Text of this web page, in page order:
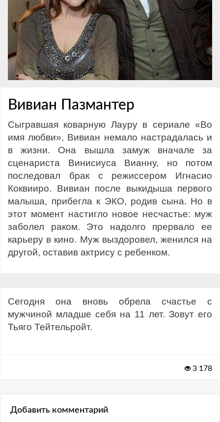
Вивиан Пазмантер
Сыгравшая коварную Лауру в сериале «Во
имя любви», Вивиан немало настрадалась и
в жизни. Она вышла замуж вначале за
сценариста Винисиуса Вианну, но потом
последовал брак с режиссером Игнасио
Коквииро. Вивиан после выкидыша первого
малыша, прибегла к ЭКО, родив сына. Но в
этот момент настигло новое несчастье: муж
заболел раком. Это надолго прервало ее
карьеру в кино. Муж выздоровел, женился на
другой, оставив актрису с ребенком.
Сегодня она вновь обрела счастье с
мужчиной младше себя на 11 лет. Зовут его
Тьяго Тейтельройт.
3 178
Добавить комментарий